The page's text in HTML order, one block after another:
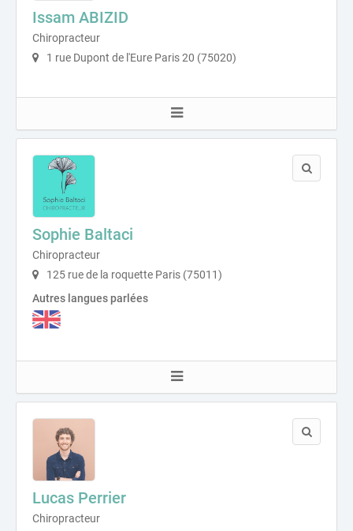
Issam ABIZID
Chiropracteur
1 rue Dupont de l'Eure Paris 20 (75020)
Sophie Baltaci
Chiropracteur
125 rue de la roquette Paris (75011)
Autres langues parlées
Lucas Perrier
Chiropracteur